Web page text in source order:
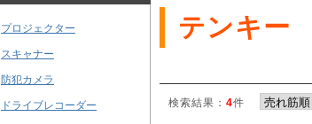
プロジェクター
スキャナー
防犯カメラ
ドライブレコーダー
テンキー
検索結果： 4件